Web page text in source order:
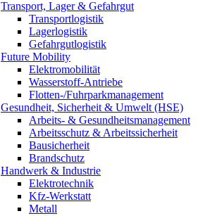
Transport, Lager & Gefahrgut
Transportlogistik
Lagerlogistik
Gefahrgutlogistik
Future Mobility
Elektromobilität
Wasserstoff-Antriebe
Flotten-/Fuhrparkmanagement
Gesundheit, Sicherheit & Umwelt (HSE)
Arbeits- & Gesundheitsmanagement
Arbeitsschutz & Arbeitssicherheit
Bausicherheit
Brandschutz
Handwerk & Industrie
Elektrotechnik
Kfz-Werkstatt
Metall